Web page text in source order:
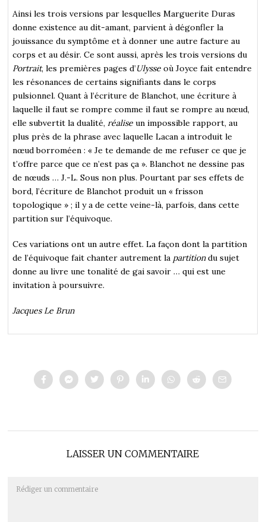
Ainsi les trois versions par lesquelles Marguerite Duras
donne existence au dit-amant, parvient à dégonfler la
jouissance du symptôme et à donner une autre facture au
corps et au désir. Ce sont aussi, après les trois versions du
Portrait, les premières pages d’Ulysse où Joyce fait entendre
les résonances de certains signifiants dans le corps
pulsionnel. Quant à l’écriture de Blanchot, une écriture à
laquelle il faut se rompre comme il faut se rompre au nœud,
elle subvertit la dualité, réalise un impossible rapport, au
plus près de la phrase avec laquelle Lacan a introduit le
nœud borroméen : « Je te demande de me refuser ce que je
t’offre parce que ce n’est pas ça ». Blanchot ne dessine pas
de nœuds … J.-L. Sous non plus. Pourtant par ses effets de
bord, l’écriture de Blanchot produit un « frisson
topologique » ; il y a de cette veine-là, parfois, dans cette
partition sur l’équivoque.
Ces variations ont un autre effet. La façon dont la partition
de l’équivoque fait chanter autrement la partitiondu sujet
donne au livre une tonalité de gai savoir … qui est une
invitation à poursuivre.
Jacques Le Brun
LAISSER UN COMMENTAIRE